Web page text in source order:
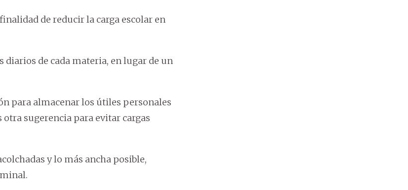
de reducir la carga escolar en
de cada materia, en lugar de un
para almacenar los útiles personales
sugerencia para evitar cargas
y lo más ancha posible,